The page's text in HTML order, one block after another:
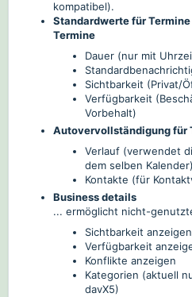
kompatibel).
Standardwerte für
Termine
Dauer (nur mit
Sichtbarkeit (Privat/
Verfügbarkeit
Vorbehalt)
Autovervollständigung für
Verlauf (verwendet
dem selben Kalender)
Kontakte (für
Business details
... ermöglicht nicht-
Sichtbarkeit anzeigen
Verfügbarkeit
Konflikte anzeigen
Kategorien (aktuell
davX5)